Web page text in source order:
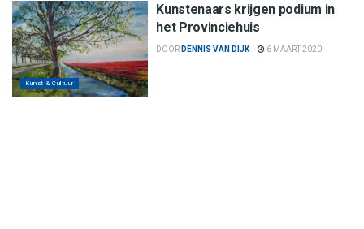
Kunst & Cultuur
Kunstenaars krijgen podium in
het Provinciehuis
DOOR DENNIS VAN DIJK 6 MAART 2020